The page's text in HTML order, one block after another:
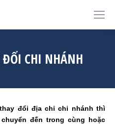
ĐỔI CHI NHÁNH
đổi địa chỉ chi nhánh thì
đến trong cùng hoặc